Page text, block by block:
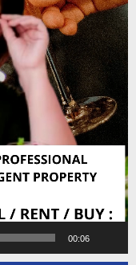
00:06